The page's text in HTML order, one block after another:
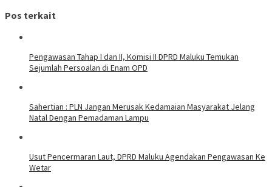
Pos terkait
Pengawasan Tahap I dan II, Komisi II DPRD Maluku Temukan
Sejumlah Persoalan di Enam OPD
Sahertian : PLN Jangan Merusak Kedamaian Masyarakat Jelang
Natal Dengan Pemadaman Lampu
Usut Pencermaran Laut, DPRD Maluku Agendakan Pengawasan Ke
Wetar